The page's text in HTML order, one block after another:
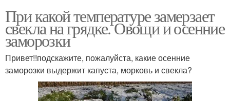
При какой температуре замерзает
свекла на грядке. Овощи и осенние
заморозки
Привет!!подскажите, пожалуйста, какие осенние
заморозки выдержит капуста, морковь и свекла?